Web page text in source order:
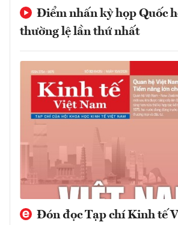
Điểm nhấn kỳ họp Quốc
thường lệ lần thứ nhất
Đón đọc Tạp chí Kinh tế